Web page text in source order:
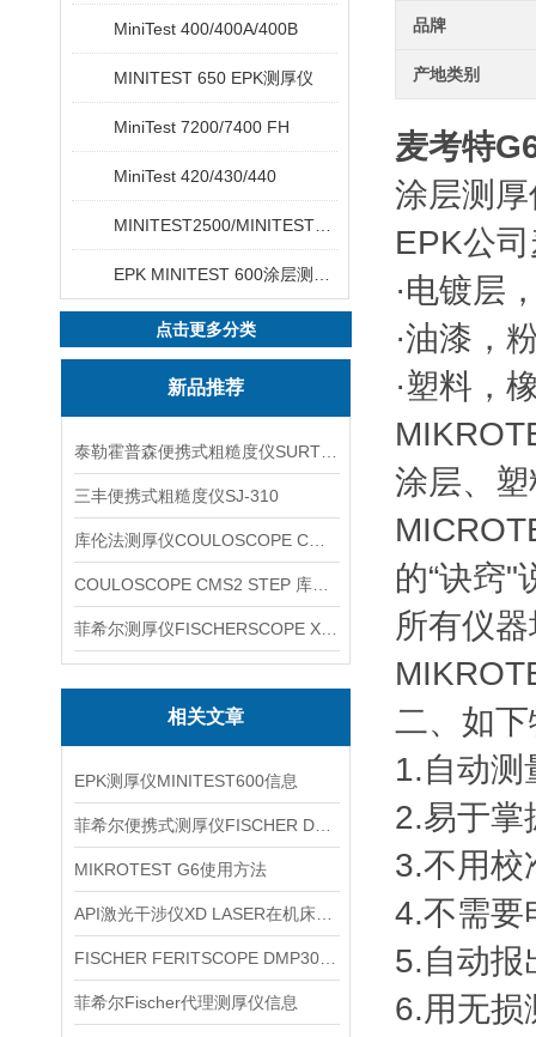
MiniTest 400/400A/400B
MINITEST 650 EPK测厚仪
MiniTest 7200/7400 FH
MiniTest 420/430/440
点击更多分类
新品推荐
三丰便携式粗糙度仪SJ-310
相关文章
EPK测厚仪MINITEST600信息
MIKROTEST G6使用方法
菲希尔Fischer代理测厚仪信息
品牌
产地类别
麦考特
涂层测
EPK公
·电镀层
·油漆，
·塑料，
涂层、
的“诀窍
所有仪
二、如
1.自动测
2.易于掌
3.不用校
4.不需要
5.自动报
6.用无损